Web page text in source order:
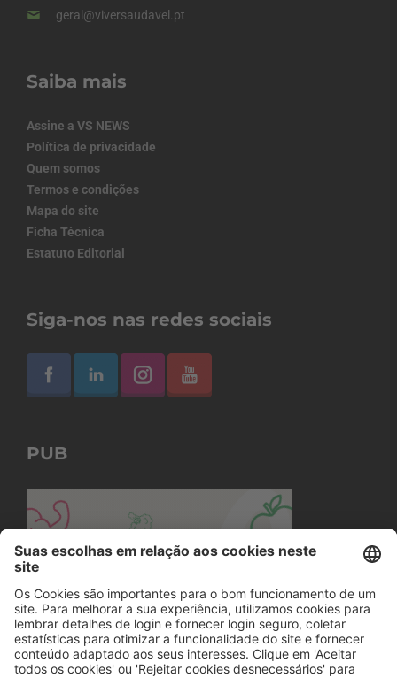
geral@viversaudavel.pt
Saiba mais
Assine a VS NEWS
Política de privacidade
Quem somos
Termos e condições
Mapa do site
Ficha Técnica
Estatuto Editorial
Siga-nos nas redes sociais
PUB